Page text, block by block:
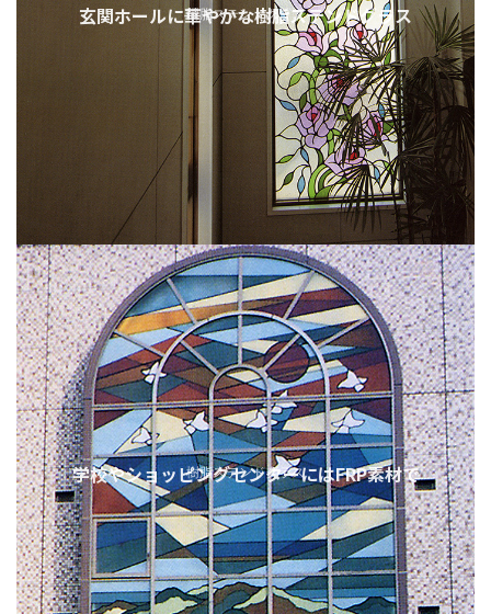
樹脂ステンドグラス
玄関ホールに華やかな樹脂ステンドグラス
樹脂ステンドグラス
学校やショッピングセンターにはFRP素材で